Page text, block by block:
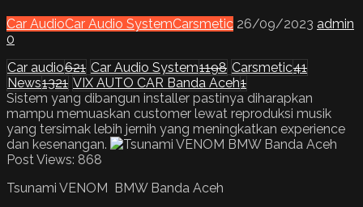
Car AudioCar Audio SystemCarsmetic 26/09/2023 admin
0
Car audio621 Car Audio System1198 Carsmetic41
News1321 VIX AUTO CAR Banda Aceh1
Sistem yang dibangun installer pastinya diharapkan
mampu memuaskan customer lewat reproduksi musik
yang tersimak lebih jernih yang meningkatkan experience
dan kesenangan.
Post Views: 868
Tsunami VENOM BMW Banda Aceh